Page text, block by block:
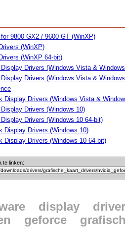
9800 GX2 / 9600 GT (WinXP)
(WinXP)
(WinXP 64-bit)
Drivers (Windows Vista &
Drivers (Windows Vista &
Display Drivers (Windows Vista &
Drivers (Windows 10)
Drivers (Windows 10 64-bit)
Display Drivers (Windows 10)
Display Drivers (Windows 10 64-bit)
te linken:
display
driver
geforce